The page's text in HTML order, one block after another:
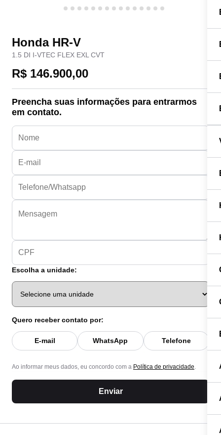
Honda HR-V
1.5 DI I-VTEC FLEX EXL CVT
R$ 146.900,00
Preencha suas informações para entrarmos
em contato.
Escolha a unidade:
Quero receber contato por:
E-mail WhatsApp Telefone
Ao informar meus dados, eu concordo com a Política de privacidade
Enviar